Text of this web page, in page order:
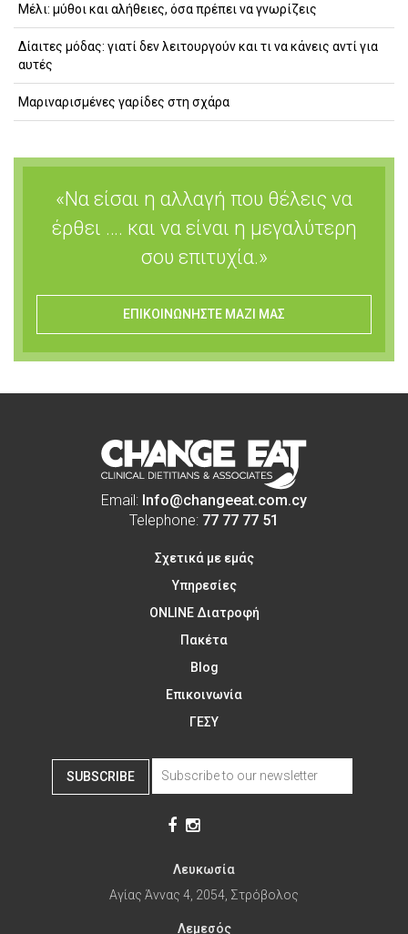
Μέλι: μύθοι και αλήθειες, όσα πρέπει να γνωρίζεις
Δίαιτες μόδας: γιατί δεν λειτουργούν και τι να κάνεις αντί για
αυτές
Μαριναρισμένες γαρίδες στη σχάρα
«Να είσαι η αλλαγή που θέλεις να
έρθει …. και να είναι η μεγαλύτερη
σου επιτυχία.»
ΕΠΙΚΟΙΝΩΝΗΣΤΕ ΜΑΖΙ ΜΑΣ
Email: Info@changeeat.com.cy
Telephone: 77 77 77 51
Σχετικά με εμάς
Υπηρεσίες
ONLINE Διατροφή
Πακέτα
Blog
Επικοινωνία
ΓΕΣΥ
SUBSCRIBE
Λευκωσία
Αγίας Άννας 4, 2054, Στρόβολος
Λεμεσός